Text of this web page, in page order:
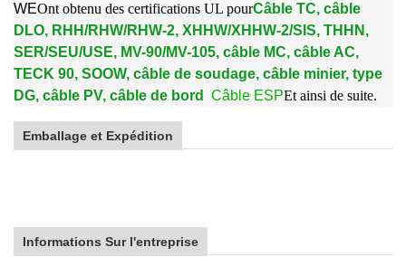
WEOnt obtenu des certifications UL pourCâble TC, câble
DLO, RHH/RHW/RHW-2, XHHW/XHHW-2/SIS, THHN,
SER/SEU/USE, MV-90/MV-105, câble MC, câble AC,
TECK 90, SOOW, câble de soudage, câble minier, type
DG, câble PV, câble de bord
Câble ESPEt ainsi de suite.
Emballage et Expédition
Informations Sur l'entreprise